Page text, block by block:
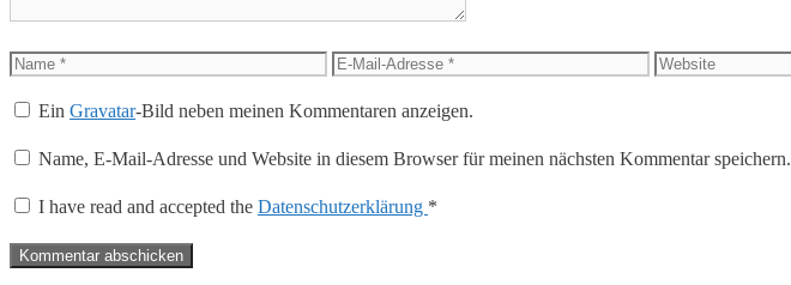
Name
E-
Adresse
Website
EinGravatar-Bild neben meinen Kommentaren anzeigen.
Name, E-Mail-Adresse und Website in diesem Browser für meinen nächsten Kommentar speichern.
I have read and accepted the Datenschutzerklärung *